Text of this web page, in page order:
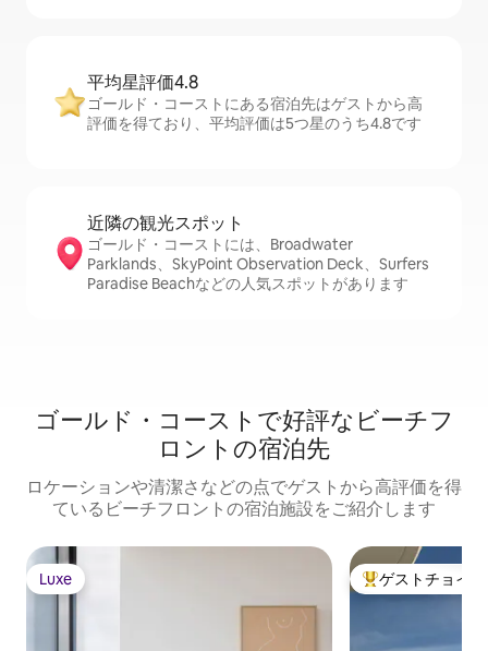
平均星評価4.8
ゴールド・コーストにある宿泊先はゲストから高
評価を得ており、平均評価は5つ星のうち4.8です
近隣の観光ス⁠ポ⁠ッ⁠ト
ゴールド・コーストには、Broadwater
Parklands、SkyPoint Observation Deck、Surfers
Paradise Beachなどの人気スポットがあります
ゴールド・コーストで好評なビーチフ
ロントの宿泊先
ロケーションや清潔さなどの点でゲストから高評価を得
ているビーチフロントの宿泊施設をご紹介します
Luxe
Luxe 大好評のゲスト
ゲストチョイス